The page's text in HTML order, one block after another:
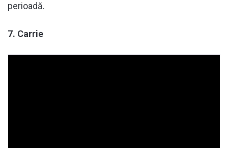
perioadă.
7. Carrie